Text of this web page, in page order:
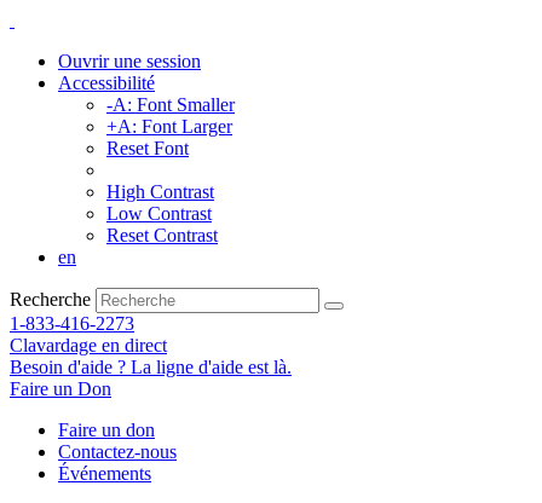
Ouvrir une session
Accessibilité
-A: Font Smaller
+A: Font Larger
Reset Font
High Contrast
Low Contrast
Reset Contrast
en
Recherche
1-833-416-2273
Clavardage en direct
Besoin d'aide ? La ligne d'aide est là.
Faire un Don
Faire un don
Contactez-nous
Événements